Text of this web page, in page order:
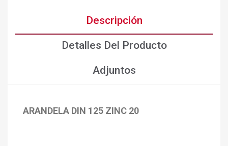
Descripción
Detalles Del Producto
Adjuntos
ARANDELA DIN 125 ZINC 20